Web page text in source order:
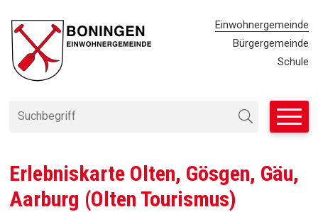
Navigieren in
Suchbegriff
Suche starten
Einwohnergemeinde
Bürgergemeinde
Schule
Erlebniskarte Olten, Gösgen, Gäu,
Aarburg (Olten Tourismus)